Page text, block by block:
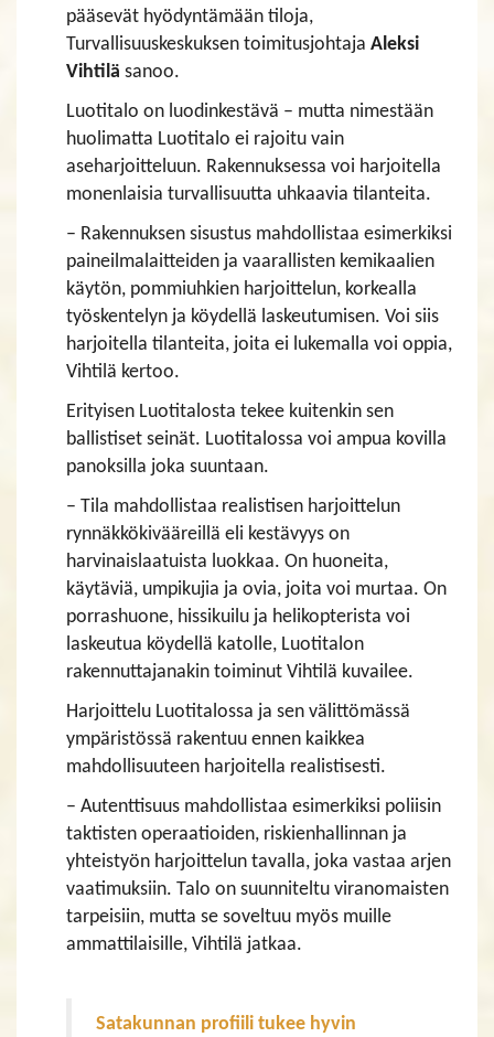
pääsevät hyödyntämään tiloja,
Turvallisuuskeskuksen toimitusjohtaja Aleksi
Vihtilä sanoo.
Luotitalo on luodinkestävä – mutta nimestään
huolimatta Luotitalo ei rajoitu vain
aseharjoitteluun. Rakennuksessa voi harjoitella
monenlaisia turvallisuutta uhkaavia tilanteita.
– Rakennuksen sisustus mahdollistaa esimerkiksi
paineilmalaitteiden ja vaarallisten kemikaalien
käytön, pommiuhkien harjoittelun, korkealla
työskentelyn ja köydellä laskeutumisen. Voi siis
harjoitella tilanteita, joita ei lukemalla voi oppia,
Vihtilä kertoo.
Erityisen Luotitalosta tekee kuitenkin sen
ballistiset seinät. Luotitalossa voi ampua kovilla
panoksilla joka suuntaan.
– Tila mahdollistaa realistisen harjoittelun
rynnäkkökivääreillä eli kestävyys on
harvinaislaatuista luokkaa. On huoneita,
käytäviä, umpikujia ja ovia, joita voi murtaa. On
porrashuone, hissikuilu ja helikopterista voi
laskeutua köydellä katolle, Luotitalon
rakennuttajanakin toiminut Vihtilä kuvailee.
Harjoittelu Luotitalossa ja sen välittömässä
ympäristössä rakentuu ennen kaikkea
mahdollisuuteen harjoitella realistisesti.
– Autenttisuus mahdollistaa esimerkiksi poliisin
taktisten operaatioiden, riskienhallinnan ja
yhteistyön harjoittelun tavalla, joka vastaa arjen
vaatimuksiin. Talo on suunniteltu viranomaisten
tarpeisiin, mutta se soveltuu myös muille
ammattilaisille, Vihtilä jatkaa.
Satakunnan profiili tukee hyvin